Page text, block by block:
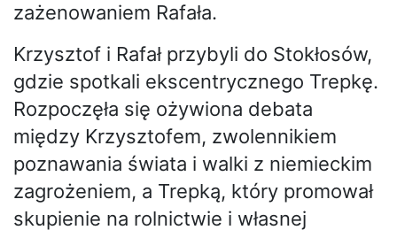
zażenowaniem Rafała.
Krzysztof i Rafał przybyli do Stokłosów,
gdzie spotkali ekscentrycznego Trepkę.
Rozpoczęła się ożywiona debata
między Krzysztofem, zwolennikiem
poznawania świata i walki z niemieckim
zagrożeniem, a Trepką, który promował
skupienie na rolnictwie i własnej